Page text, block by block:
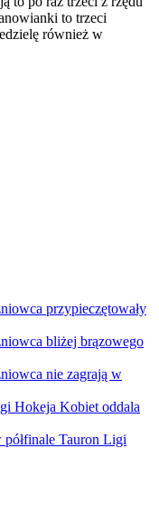
to trzeci
również w
przypieczętowały
bliżej brązowego
nie zagrają w
Hokeja Kobiet oddala
Tauron Ligi